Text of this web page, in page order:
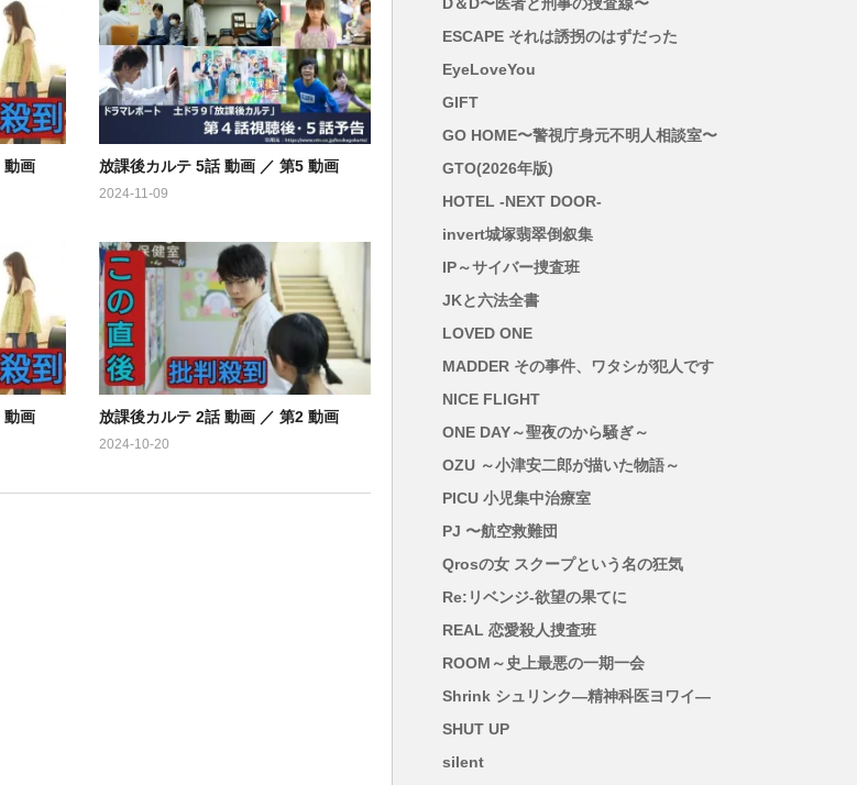
動画 放課後カルテ 5話 動画 ／ 第5 動画
2024-11-09
動画 放課後カルテ 2話 動画 ／ 第2 動画
2024-10-20
ESCAPE それは誘拐のはずだった
EyeLoveYou
GIFT
GO HOME〜警視庁身元不明人相談室〜
GTO(2026年版)
HOTEL -NEXT DOOR-
invert城塚翡翠倒叙集
IP～サイバー捜査班
JKと六法全書
LOVED ONE
MADDER その事件、ワタシが犯人です
NICE FLIGHT
ONE DAY～聖夜のから騒ぎ～
OZU ～小津安二郎が描いた物語～
PICU 小児集中治療室
PJ 〜航空救難団
Qrosの女 スクープという名の狂気
Re:リベンジ-欲望の果てに
REAL 恋愛殺人捜査班
ROOM～史上最悪の一期一会
Shrink シュリンク―精神科医ヨワイ―
SHUT UP
silent